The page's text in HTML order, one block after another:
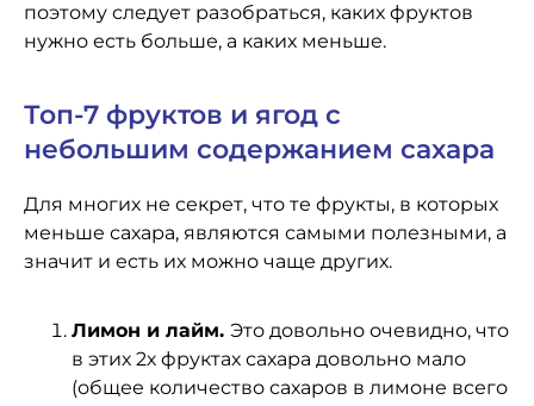
поэтому следует разобраться, каких фруктов
нужно есть больше, а каких меньше.
Топ-7 фруктов и ягод с
небольшим содержанием сахара
Для многих не секрет, что те фрукты, в которых
меньше сахара, являются самыми полезными, а
значит и есть их можно чаще других.
Лимон и лайм. Это довольно очевидно, что
в этих 2х фруктах сахара довольно мало
(общее количество сахаров в лимоне всего